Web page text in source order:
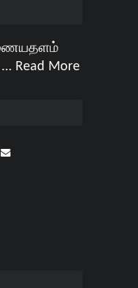
Read More